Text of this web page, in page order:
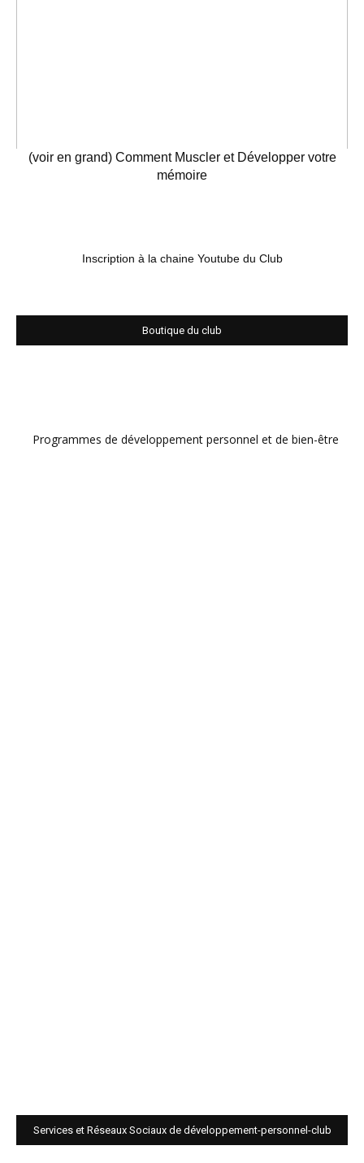
(voir en grand) Comment Muscler et Développer votre
mémoire
Inscription à la chaine Youtube du Club
Boutique du club
Programmes de développement personnel et de bien-être
Services et Réseaux Sociaux de développement-personnel-club